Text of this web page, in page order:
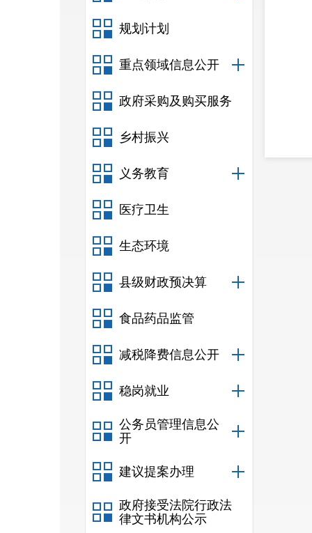
规划计划
重点领域信息公开
政府采购及购买服务
乡村振兴
义务教育
医疗卫生
生态环境
县级财政预决算
食品药品监管
减税降费信息公开
稳岗就业
公务员管理信息公
开
建议提案办理
政府接受法院行政法
律文书机构公示